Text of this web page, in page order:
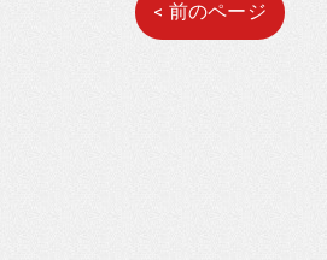
< 前のページ